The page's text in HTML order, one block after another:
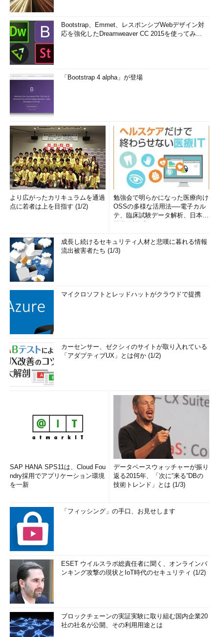
Bootstrap、Emmet、レスポンシブWebデザイン対
応を強化したDreamweaver CC 2015を使ってみ...
「Bootstrap 4 alpha」が登場
より広がったカリキュラムを通過
点に若者は上を目指す (1/2)
勉強会で明らかになった医療向け
OSSの多様な活用法──電子カル
テ、臨床試験データ解析、日本語
成長し続けるセキュリティ人材と悲嘆に暮れる情報
流出被害者たち (1/3)
マイクロソフトとレッドハットがクラウドで提携
カーセンサー、ゼクシィのサイトが取り入れている
「アダプティブUX」とは何か (1/2)
SAP HANA SPS11は、Cloud Fou
ndry採用でアプリケーション環境
を一新
データベースウォッチャーが振り
返る2015年、「次に“来る”DBの
技術トレンド」とは (1/3)
「フィッシング」の手口、お見せします
ESET ウイルスラボ総責任者に聞く、オンラインバ
ンキング攻撃の現状とIoT時代のセキュリティ (1/2)
ブロックチェーンの実証実験に取り組む国内企業20
社の社名が公開、その利用用途とは